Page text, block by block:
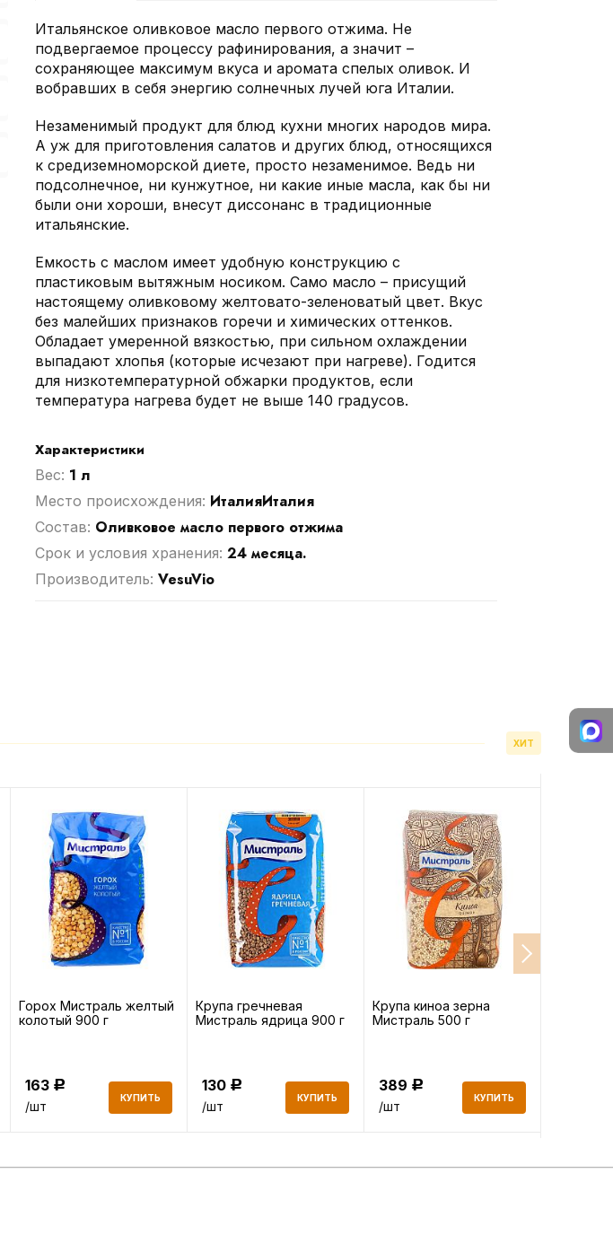
Итальянское оливковое масло первого отжима. Не
подвергаемое процессу рафинирования, а значит –
сохраняющее максимум вкуса и аромата спелых оливок. И
вобравших в себя энергию солнечных лучей юга Италии.
Незаменимый продукт для блюд кухни многих народов мира.
А уж для приготовления салатов и других блюд, относящихся
к средиземноморской диете, просто незаменимое. Ведь ни
подсолнечное, ни кунжутное, ни какие иные масла, как бы ни
были они хороши, внесут диссонанс в традиционные
итальянские.
Емкость с маслом имеет удобную конструкцию с
пластиковым вытяжным носиком. Само масло – присущий
настоящему оливковому желтовато-зеленоватый цвет. Вкус
без малейших признаков горечи и химических оттенков.
Обладает умеренной вязкостью, при сильном охлаждении
выпадают хлопья (которые исчезают при нагреве). Годится
для низкотемпературной обжарки продуктов, если
температура нагрева будет не выше 140 градусов.
Характеристики
Вес: 1 л
Место происхождения: ИталияИталия
Cостав: Оливковое масло первого отжима
Срок и условия хранения: 24 месяца.
Производитель: VesuVio
ХИТ
Горох Мистраль желтый
колотый 900 г
163 Р
/шт
КУПИТЬ
Крупа гречневая
Мистраль ядрица 900 г
130 Р
/шт
КУПИТЬ
Крупа киноа зерна
Мистраль 500 г
389 Р
/шт
КУПИТЬ